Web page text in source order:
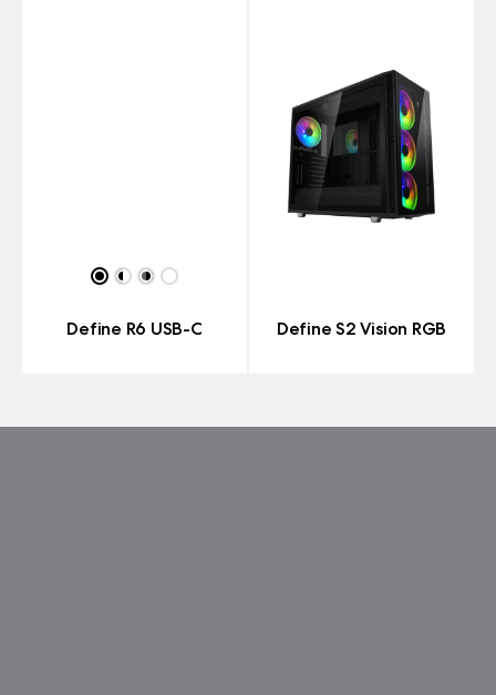
Define R6 USB-C Define S2 Vision RGB